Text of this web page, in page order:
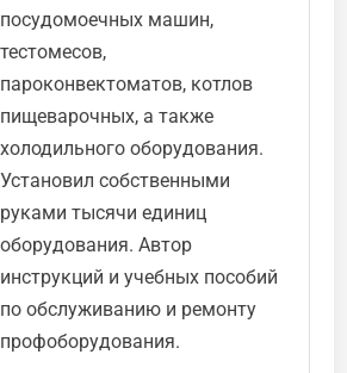
посудомоечных машин,
тестомесов,
пароконвектоматов, котлов
пищеварочных, а также
холодильного оборудования.
Установил собственными
руками тысячи единиц
оборудования. Автор
инструкций и учебных пособий
по обслуживанию и ремонту
профоборудования.